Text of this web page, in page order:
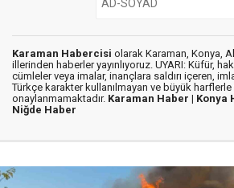
Karaman Habercisi olarak Karaman, Konya,
illerinden haberler yayınlıyoruz. UYARI: Küfür,
cümleler veya imalar, inançlara saldırı içeren,
Türkçe karakter kullanılmayan ve büyük harflerle
onaylanmamaktadır. Karaman Haber | Konya
Niğde Haber